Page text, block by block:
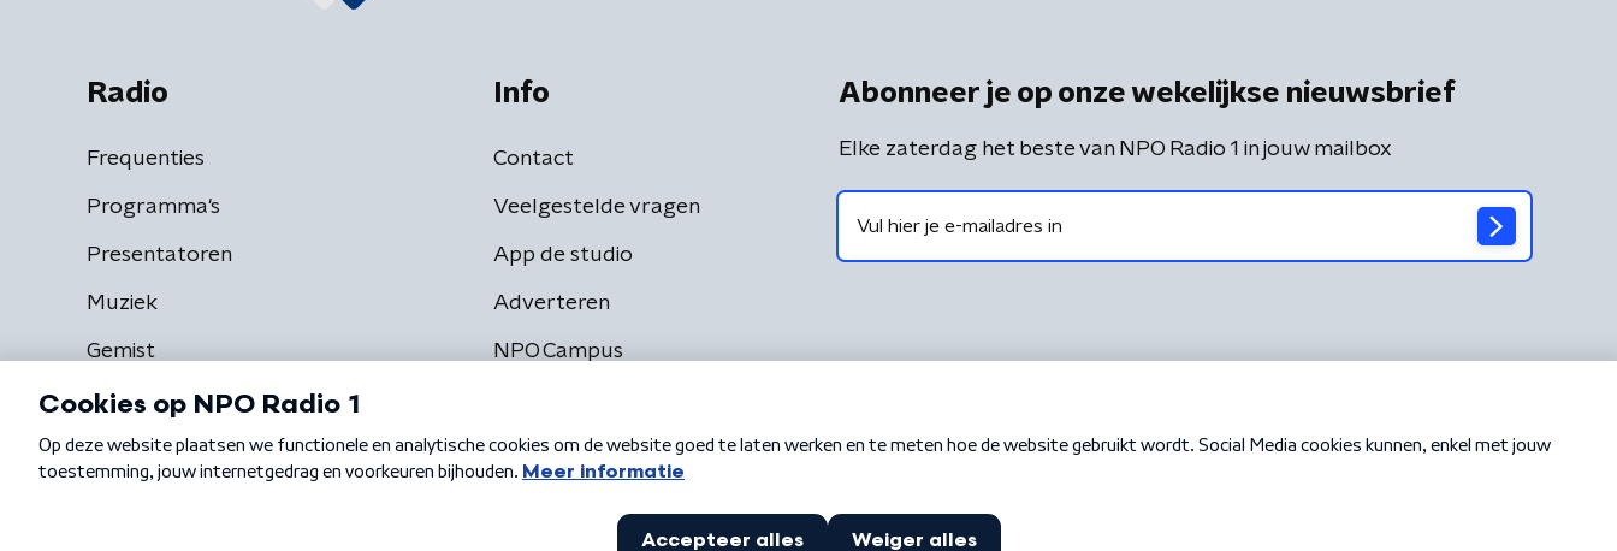
Radio
Frequenties
Programma's
Presentatoren
Muziek
Gemist
Info
Contact
Veelgestelde vragen
App de studio
Adverteren
NPO Campus
Abonneer je op onze wekelijkse nieuwsbrief
Elke zaterdag het beste van NPO Radio 1 in jouw mailbox
Algemene voorwaarden Privacybeleid